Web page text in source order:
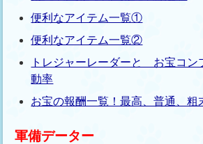
便利なアイテム一覧①
便利なアイテム一覧②
トレジャーレーダーと お宝コン
動率
お宝の報酬一覧！最高、普通、
軍備データー